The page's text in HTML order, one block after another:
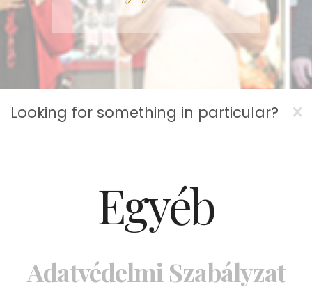
Egyéb
Adatvédelmi Szabályzat